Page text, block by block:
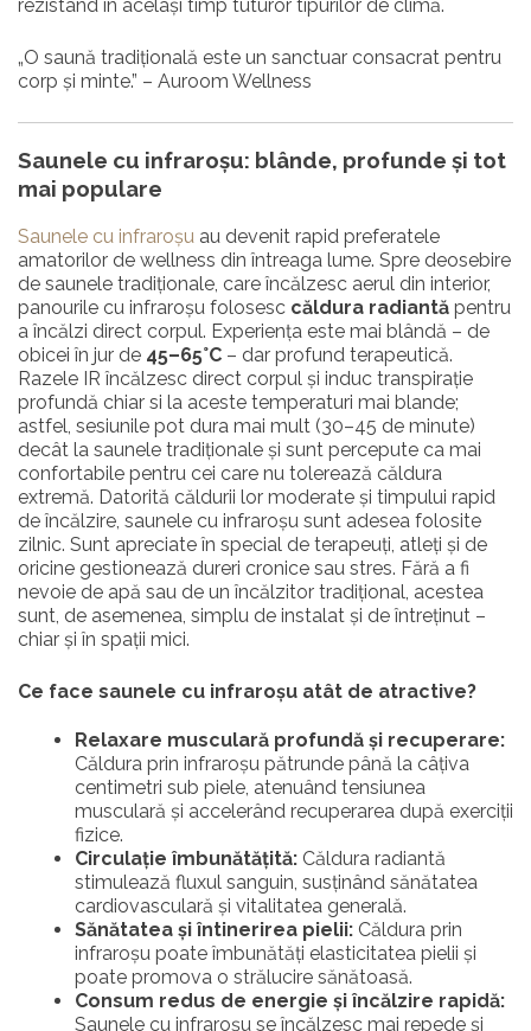
rezistând în același timp tuturor tipurilor de climă.
„O saună tradițională este un sanctuar consacrat pentru
corp și minte.” – Auroom Wellness
Saunele cu infraroșu: blânde, profunde și tot
mai populare
Saunele cu infraroșu au devenit rapid preferatele
amatorilor de wellness din întreaga lume. Spre deosebire
de saunele tradiționale, care încălzesc aerul din interior,
panourile cu infraroșu folosesc căldura radiantă pentru
a încălzi direct corpul. Experiența este mai blândă – de
obicei în jur de 45–65°C – dar profund terapeutică.
Razele IR încălzesc direct corpul și induc transpirație
profundă chiar si la aceste temperaturi mai blande;
astfel, sesiunile pot dura mai mult (30–45 de minute)
decât la saunele tradiţionale și sunt percepute ca mai
confortabile pentru cei care nu tolerează căldura
extremă. Datorită căldurii lor moderate și timpului rapid
de încălzire, saunele cu infraroșu sunt adesea folosite
zilnic. Sunt apreciate în special de terapeuți, atleți și de
oricine gestionează dureri cronice sau stres. Fără a fi
nevoie de apă sau de un încălzitor tradițional, acestea
sunt, de asemenea, simplu de instalat și de întreținut –
chiar și în spații mici.
Ce face saunele cu infraroșu atât de atractive?
Relaxare musculară profundă și recuperare:
Căldura prin infraroșu pătrunde până la câțiva
centimetri sub piele, atenuând tensiunea
musculară și accelerând recuperarea după exerciții
fizice.
Circulație îmbunătățită: Căldura radiantă
stimulează fluxul sanguin, susținând sănătatea
cardiovasculară și vitalitatea generală.
Sănătatea și întinerirea pielii: Căldura prin
infraroșu poate îmbunătăți elasticitatea pielii și
poate promova o strălucire sănătoasă.
Consum redus de energie și încălzire rapidă:
Saunele cu infraroșu se încălzesc mai repede și